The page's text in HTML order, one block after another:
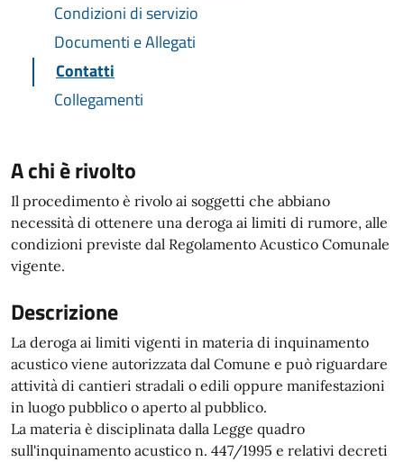
Condizioni di servizio
Documenti e Allegati
Contatti
Collegamenti
A chi è rivolto
Il procedimento è rivolo ai soggetti che abbiano
necessità di ottenere una deroga ai limiti di rumore, alle
condizioni previste dal Regolamento Acustico Comunale
vigente.
Descrizione
La deroga ai limiti vigenti in materia di inquinamento
acustico viene autorizzata dal Comune e può riguardare
attività di cantieri stradali o edili oppure manifestazioni
in luogo pubblico o aperto al pubblico.
La materia è disciplinata dalla Legge quadro
sull'inquinamento acustico n. 447/1995 e relativi decreti